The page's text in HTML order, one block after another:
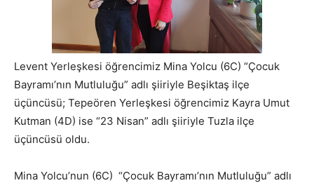
Levent Yerleşkesi öğrencimiz Mina Yolcu (6C) “Çocuk
Bayramı’nın Mutluluğu” adlı şiiriyle Beşiktaş ilçe
üçüncüsü; Tepeören Yerleşkesi öğrencimiz Kayra Umut
Kutman (4D) ise “23 Nisan” adlı şiiriyle Tuzla ilçe
üçüncüsü oldu.
Mina Yolcu’nun (6C) “Çocuk Bayramı’nın Mutluluğu” adlı